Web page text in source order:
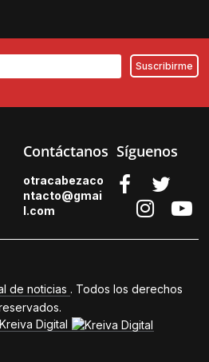
Contáctanos
otracabezaco
ntacto@gmai
l.com
Síguenos
de noticias . Todos los derechos
Kreiva Digital